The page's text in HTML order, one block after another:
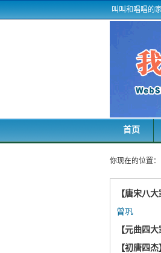
叫叫和唱唱的
首页
你现在的位置：
【唐宋八大
曾巩
【元曲四大
【初唐四杰